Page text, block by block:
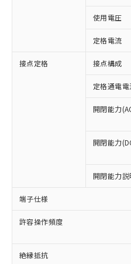
使用電圧
定格電流
接点定格 接点構成
定格通電電
開閉能力
開閉能力
開閉能力説
端子仕様
許容操作頻度
絶縁抵抗
ご利用条件
以下の条件をお読み
本サービスは
商品の当社在
(税抜)を提供
当社制御機器
本サービスの
在庫状況およ
タに基づき作
非含有に対応した製
す。
対応予定：EU RoHS
有に対応した製品に
対応予定なし：EU
非含有に非対応の商
調査・確認中：EU
非含有の対応状況を
非該当品：ライセン
害物質有無と関係の
仕入先様の事情によ
いたものが、含有品
むを得ず変更するこ
*EU RoHS指令（10物質）：
「○」：最大均質材
「×」：最大均質材
基準値を超えている
「－」：未確認です
当社は、これ
為替および外
（以下｢規制貨
または国外へ